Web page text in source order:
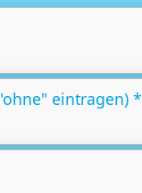
eintragen) *